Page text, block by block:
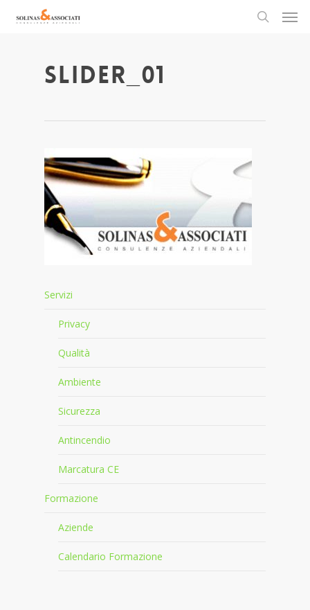
slider_01
Servizi
Privacy
Qualità
Ambiente
Sicurezza
Antincendio
Marcatura CE
Formazione
Aziende
Calendario Formazione